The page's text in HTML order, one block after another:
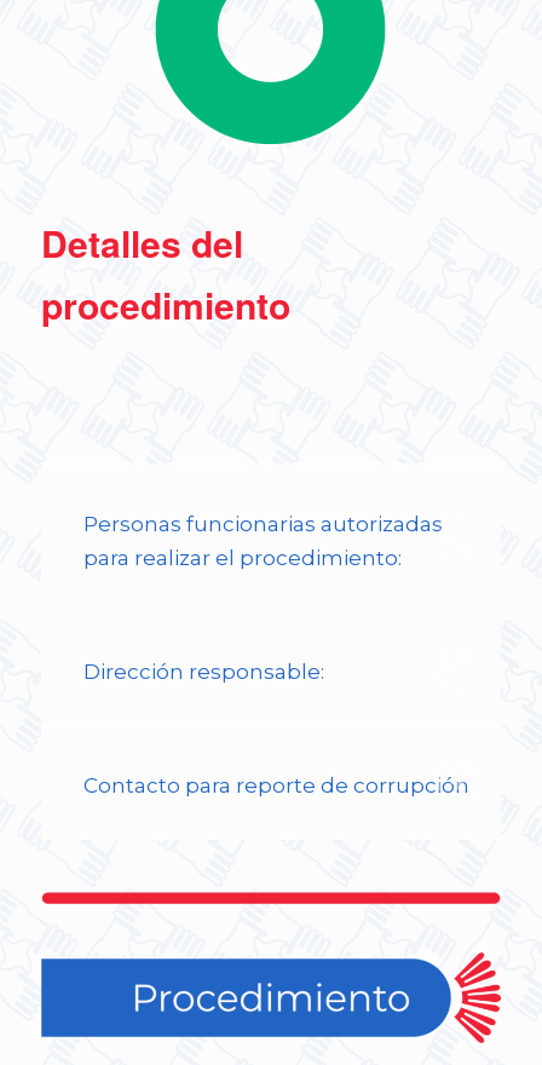
Detalles del
procedimiento
Personas funcionarias autorizadas
para realizar el procedimiento:
Dirección responsable:
Contacto para reporte de corrupción